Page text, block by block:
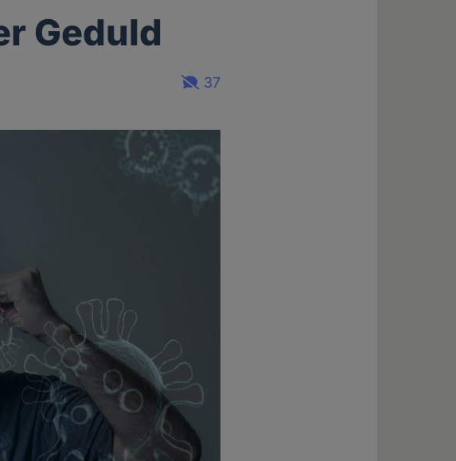
Geduld
37